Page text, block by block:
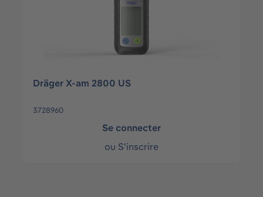
Dräger X-am 2800 US
3728960
Se connecter
ou S'inscrire